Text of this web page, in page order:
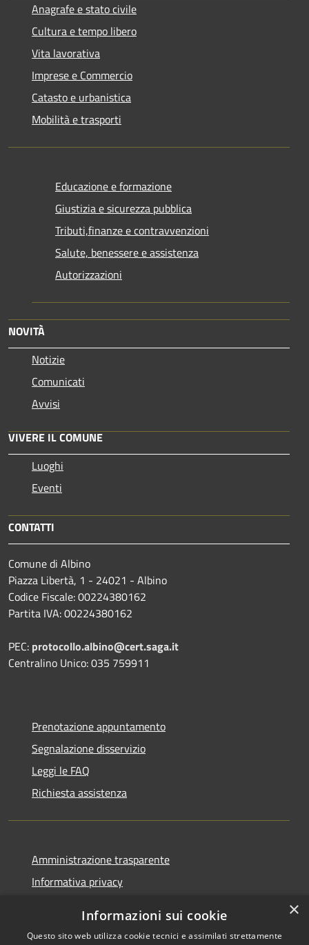
Anagrafe e stato civile
Cultura e tempo libero
Vita lavorativa
Imprese e Commercio
Catasto e urbanistica
Mobilità e trasporti
Educazione e formazione
Giustizia e sicurezza pubblica
Tributi,finanze e contravvenzioni
Salute, benessere e assistenza
Autorizzazioni
NOVITÀ
Notizie
Comunicati
Avvisi
VIVERE IL COMUNE
Luoghi
Eventi
CONTATTI
Comune di Albino
Piazza Libertà, 1 - 24021 - Albino
Codice Fiscale: 00224380162
Partita IVA: 00224380162
PEC: protocollo.albino@cert.saga.it
Centralino Unico: 035 759911
Prenotazione appuntamento
Segnalazione disservizio
Leggi le FAQ
Richiesta assistenza
Amministrazione trasparente
Informativa privacy
Dichiarazione di accessibilità
×
Informazioni sui cookie
Questo sito web utilizza cookie tecnici e assimilati strettamente